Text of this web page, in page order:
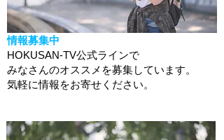
情報募集中
HOKUSAN-TV公式ラインで
みなさんのオススメを募集しています。
​気軽に情報をお寄せください。